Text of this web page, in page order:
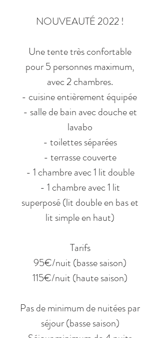
NOUVEAUTÉ 2022 !
Une tente très confortable
pour 5 personnes maximum,
avec 2 chambres.
- cuisine entièrement équipée
- salle de bain avec douche et
lavabo
- toilettes séparées
- terrasse couverte
- 1 chambre avec 1 lit double
- 1 chambre avec 1 lit
superposé (lit double en bas et
lit simple en haut)
Tarifs
95€/nuit (basse saison)
115€/nuit (haute saison)
Pas de minimum de nuitées par
séjour (basse saison)